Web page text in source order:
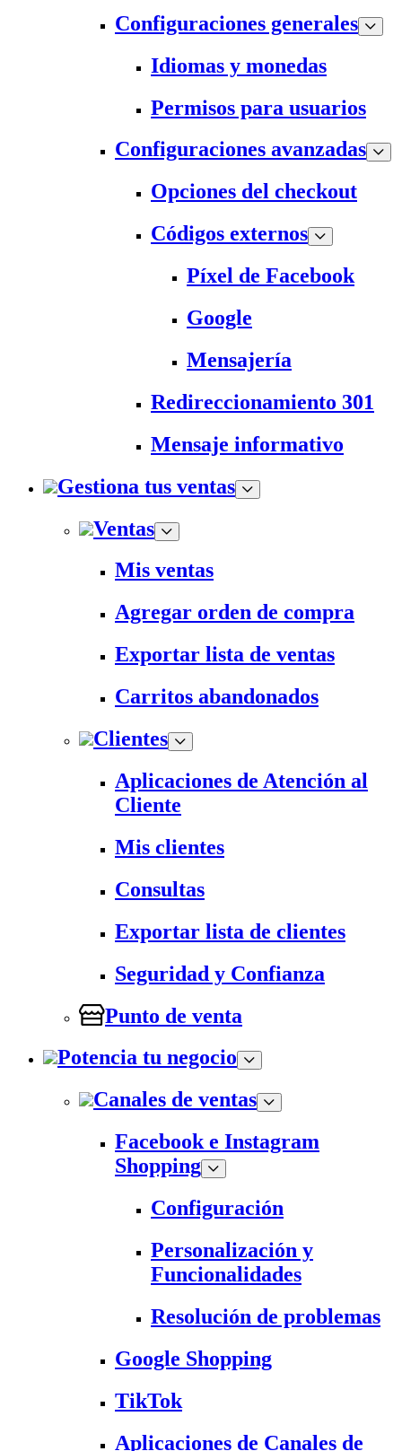
Configuraciones generales
Idiomas y monedas
Permisos para usuarios
Configuraciones avanzadas
Opciones del checkout
Códigos externos
Píxel de Facebook
Google
Mensajería
Redireccionamiento 301
Mensaje informativo
Gestiona tus ventas
Ventas
Mis ventas
Agregar orden de compra
Exportar lista de ventas
Carritos abandonados
Clientes
Aplicaciones de Atención al
Cliente
Mis clientes
Consultas
Exportar lista de clientes
Seguridad y Confianza
Punto de venta
Potencia tu negocio
Canales de ventas
Facebook e Instagram
Shopping
Configuración
Personalización y
Funcionalidades
Resolución de problemas
Google Shopping
TikTok
Aplicaciones de Canales de